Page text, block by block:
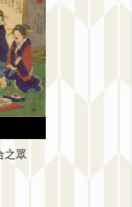
之眾